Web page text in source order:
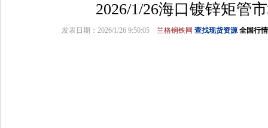
2026/1/26海口镀锌矩管
发表日期：2026/1/26 9:50:05 兰格钢铁网 查找现货资源 全国行